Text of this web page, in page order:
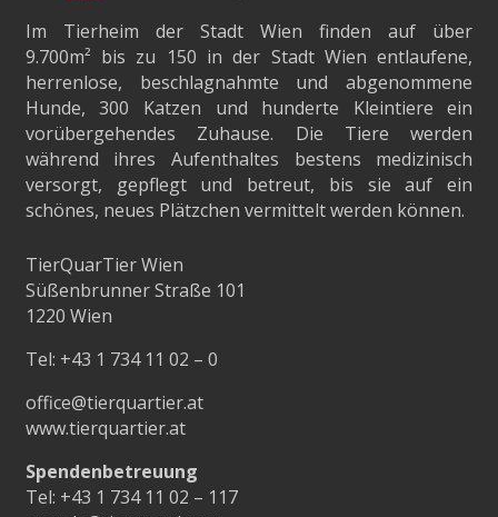
Im Tierheim der Stadt Wien finden auf über
9.700m² bis zu 150 in der Stadt Wien entlaufene,
herrenlose, beschlagnahmte und abgenommene
Hunde, 300 Katzen und hunderte Kleintiere ein
vorübergehendes Zuhause. Die Tiere werden
während ihres Aufenthaltes bestens medizinisch
versorgt, gepflegt und betreut, bis sie auf ein
schönes, neues Plätzchen vermittelt werden können.
TierQuarTier Wien
Süßenbrunner Straße 101
1220 Wien
Tel: +43 1 734 11 02 – 0
office@tierquartier.at
www.tierquartier.at
Spendenbetreuung
Tel: +43 1 734 11 02 – 117